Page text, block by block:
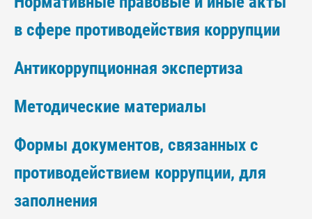
в сфере противодействия коррупции
Антикоррупционная экспертиза
Методические материалы
Формы документов, связанных с
противодействием коррупции, для
заполнения